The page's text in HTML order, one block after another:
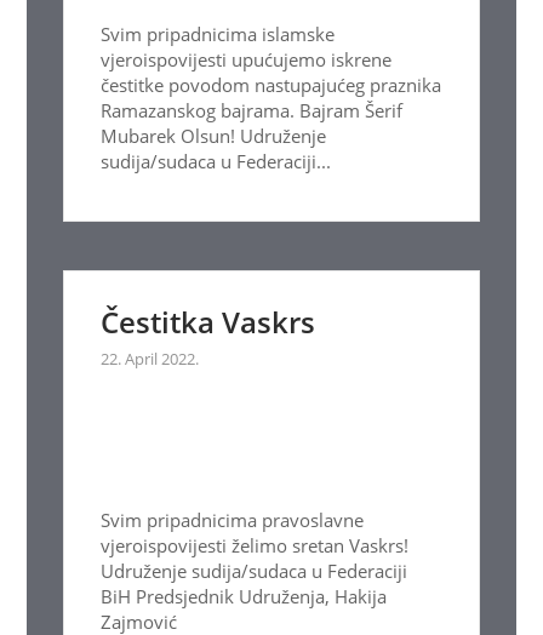
Svim pripadnicima islamske
vjeroispovijesti upućujemo iskrene
čestitke povodom nastupajućeg praznika
Ramazanskog bajrama. Bajram Šerif
Mubarek Olsun! Udruženje
sudija/sudaca u Federaciji...
Čestitka Vaskrs
22. April 2022.
Svim pripadnicima pravoslavne
vjeroispovijesti želimo sretan Vaskrs!
Udruženje sudija/sudaca u Federaciji
BiH Predsjednik Udruženja, Hakija
Zajmović